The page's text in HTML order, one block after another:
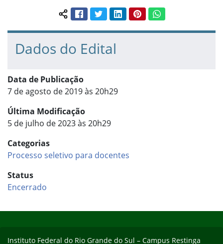
Compartilhar conteúdo:
FacebookTwitterLinkedInPinterestWhatsApp
Dados do Edital
Data de Publicação
7 de agosto de 2019 às 20h29
Última Modificação
5 de julho de 2023 às 20h29
Categorias
Processo seletivo para docentes
Status
Encerrado
Instituto Federal do Rio Grande do Sul – Campus Restinga